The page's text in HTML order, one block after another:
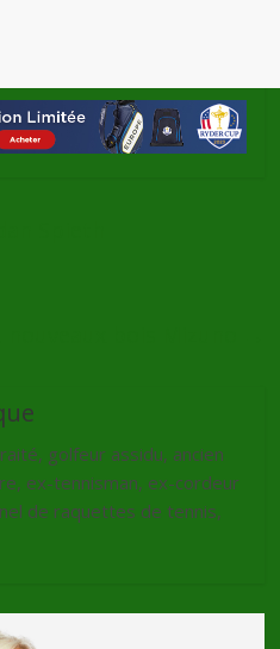
golfeur assidu, ancien
ex-tennisman, ex-cordeur
de raquettes de tennis,